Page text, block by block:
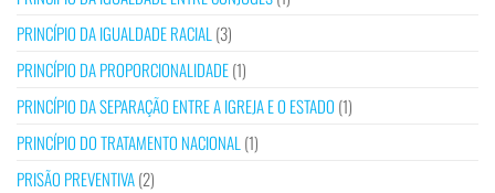
PRINCÍPIO DA IGUALDADE RACIAL (3)
PRINCÍPIO DA PROPORCIONALIDADE(1)
PRINCÍPIO DA SEPARAÇÃO ENTRE A IGREJA E O ESTADO (1)
PRINCÍPIO DO TRATAMENTO NACIONAL (1)
PRISÃO PREVENTIVA(2)